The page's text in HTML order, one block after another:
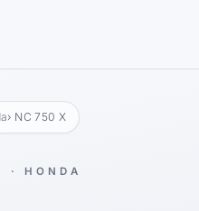
› NC 750 X
· HONDA